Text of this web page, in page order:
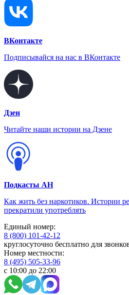
ВКонтакте
Подписывайся на нас в ВКонтакте
Дзен
Читайте наши истории на Дзене
Подкасты АН
Как жить без наркотиков. Истории
прекратили употреблять
Единый номер:
8 (800) 101-42-12
круглосуточно бесплатно для
Номер местности:
8 (495) 505-33-96
с 10:00 до 22:00